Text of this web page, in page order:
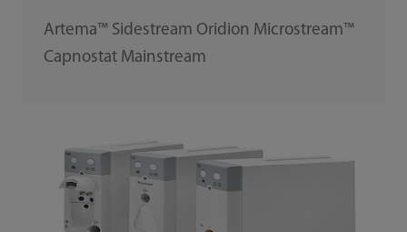
Artema™ Sidestream Oridion Microstream™
Capnostat Mainstream